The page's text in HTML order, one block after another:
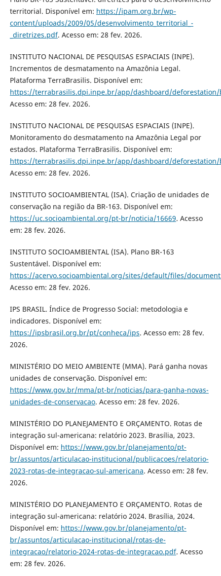
territorial. Disponível em: https://ipam.org.br/wp-
content/uploads/2009/05/desenvolvimento_territorial_-
_diretrizes.pdf. Acesso em: 28 fev. 2026.
INSTITUTO NACIONAL DE PESQUISAS ESPACIAIS (INPE).
Incrementos de desmatamento na Amazônia Legal.
Plataforma TerraBrasilis. Disponível em:
https://terrabrasilis.dpi.inpe.br/app/dashboard/deforestation/
Acesso em: 28 fev. 2026.
INSTITUTO NACIONAL DE PESQUISAS ESPACIAIS (INPE).
Monitoramento do desmatamento na Amazônia Legal por
estados. Plataforma TerraBrasilis. Disponível em:
https://terrabrasilis.dpi.inpe.br/app/dashboard/deforestation/
Acesso em: 28 fev. 2026.
INSTITUTO SOCIOAMBIENTAL (ISA). Criação de unidades de
conservação na região da BR-163. Disponível em:
https://uc.socioambiental.org/pt-br/noticia/16669. Acesso
em: 28 fev. 2026.
INSTITUTO SOCIOAMBIENTAL (ISA). Plano BR-163
Sustentável. Disponível em:
https://acervo.socioambiental.org/sites/default/files/
Acesso em: 28 fev. 2026.
IPS BRASIL. Índice de Progresso Social: metodologia e
indicadores. Disponível em:
https://ipsbrasil.org.br/pt/conheca/ips. Acesso em: 28 fev.
2026.
MINISTÉRIO DO MEIO AMBIENTE (MMA). Pará ganha novas
unidades de conservação. Disponível em:
https://www.gov.br/mma/pt-br/noticias/para-ganha-novas-
unidades-de-conservacao. Acesso em: 28 fev. 2026.
MINISTÉRIO DO PLANEJAMENTO E ORÇAMENTO. Rotas de
integração sul-americana: relatório 2023. Brasília, 2023.
Disponível em: https://www.gov.br/planejamento/pt-
br/assuntos/articulacao-institucional/publicacoes/relatorio-
2023-rotas-de-integracao-sul-americana. Acesso em: 28 fev.
2026.
MINISTÉRIO DO PLANEJAMENTO E ORÇAMENTO. Rotas de
integração sul-americana: relatório 2024. Brasília, 2024.
Disponível em: https://www.gov.br/planejamento/pt-
br/assuntos/articulacao-institucional/rotas-de-
integracao/relatorio-2024-rotas-de-integracao.pdf. Acesso
em: 28 fev. 2026.